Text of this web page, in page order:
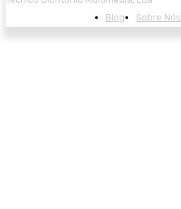
Blog
Sobre Nós